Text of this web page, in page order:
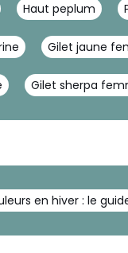
Haut peplum
Gilet jaune
Gilet sherpa
en hiver : le